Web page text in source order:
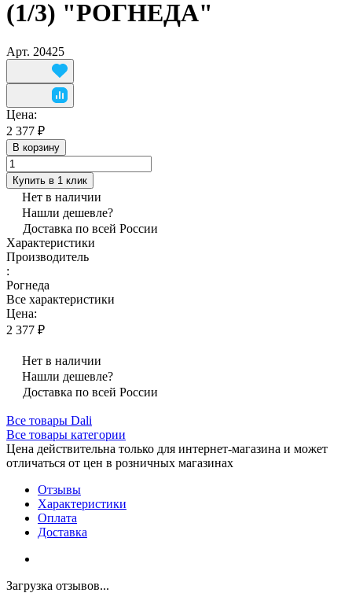
(1/3) "РОГНЕДА"
Арт. 20425
Цена:
2 377 ₽
В корзину
Купить в 1 клик
Нет в наличии
Нашли дешевле?
Доставка по всей России
Характеристики
Производитель
:
Рогнеда
Все характеристики
Цена:
2 377 ₽
Нет в наличии
Нашли дешевле?
Доставка по всей России
Все товары Dali
Все товары категории
Цена действительна только для интернет-магазина и может
отличаться от цен в розничных магазинах
Отзывы
Характеристики
Оплата
Доставка
Загрузка отзывов...